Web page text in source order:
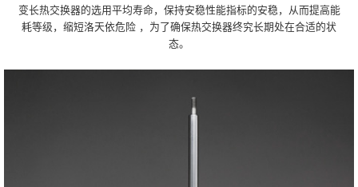
变长热交换器的选用平均寿命，保持安稳性能指标的安稳，从而提高能
耗等级，缩短洛天依危险 ，为了确保热交换器终究长期处在合适的状
态。